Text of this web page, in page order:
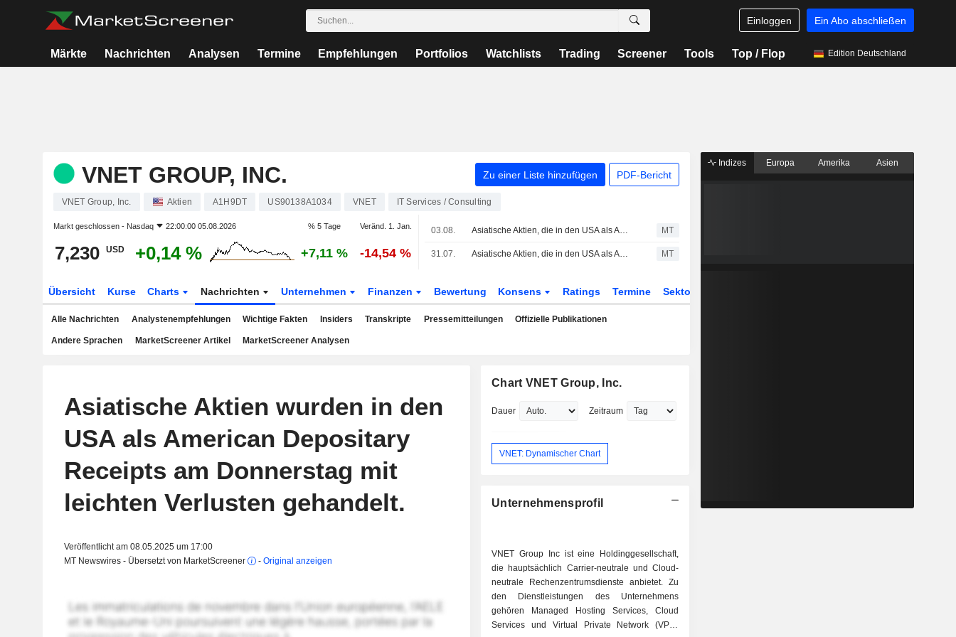
Einloggen Ein Abo abschließen
Märkte Nachrichten Analysen Termine Empfehlungen Portfolios Watchlists Trading Screener Tools Top / Flop Edition Deutschland
VNET GROUP, INC. Zu einer Liste hinzufügen PDF-Bericht
VNET Group, Inc. Aktien A1H9DT US90138A1034 VNET IT Services / Consulting
Markt geschlossen - Nasdaq 22:00:00 05.08.2026 % 5 Tage Veränd. 1. Jan.
7,230 USD +0,14 % +7,11 % -14,54 %
03.08. Asiatische Aktien, die in den USA als American Depositary Receipts gehandelt werden, legen im Montagshandel leicht zu MT
31.07. Asiatische Aktien, die in den USA als American Depositary Receipts gehandelt werden, legen im Freitagshandel leicht zu MT
Übersicht Kurse Charts Nachrichten Unternehmen Finanzen Bewertung Konsens Ratings Termine Sektor
Alle Nachrichten Analystenempfehlungen Wichtige Fakten Insiders Transkripte Pressemitteilungen Offizielle Publikationen
Andere Sprachen MarketScreener Artikel MarketScreener Analysen
Asiatische Aktien wurden in den
USA als American Depositary
Receipts am Donnerstag mit
leichten Verlusten gehandelt.
Veröffentlicht am 08.05.2025 um 17:00
MT Newswires - Übersetzt von MarketScreener
- Original anzeigen
Chart VNET Group, Inc.
Dauer Zeitraum
VNET: Dynamischer Chart
Unternehmensprofil
VNET Group Inc ist eine Holdinggesellschaft,
die hauptsächlich Carrier-neutrale und Cloud-
neutrale Rechenzentrumsdienste anbietet. Zu
den Dienstleistungen des Unternehmens
gehören Managed Hosting Services, Cloud
Services und Virtual Private Network (VPN)
Indizes Europa Amerika Asien